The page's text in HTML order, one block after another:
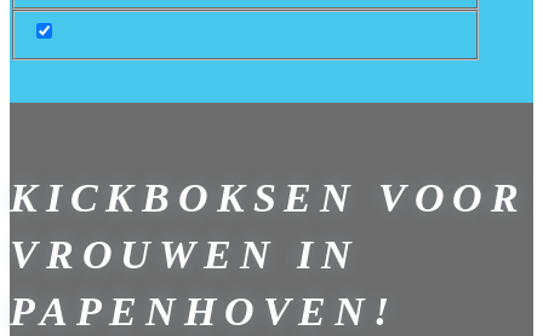
KICKBOKSEN VOOR
VROUWEN IN
PAPENHOVEN!